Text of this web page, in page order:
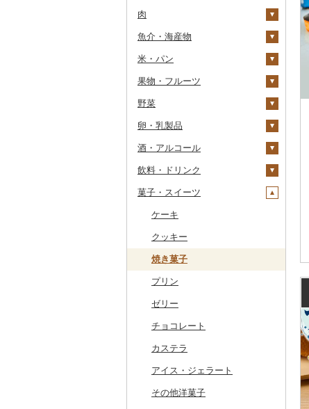
肉
牛肉（精肉）
ステーキ
すき焼き
焼肉
牛タン
和牛
黒毛和牛
白老牛
仙台牛
米沢牛
山形牛
常陸牛
上州牛
飛騨牛
近江牛
神戸牛・神戸ビーフ
牛肉（加工品）
ハンバーグ
ローストビーフ
ビーフジャーキー
その他牛肉（加工品）
豚肉（精肉）
すき焼き
しゃぶしゃぶ
焼肉
アグー豚
その他豚肉（精肉）
豚肉（加工品）
ハンバーグ
もつ鍋
ハム
ソーセージ・ウインナ
その他豚肉（加工品）
鶏肉
鶏肉（精肉）
ハム・ソーセージ
唐揚げ
中津からあげ
水炊き
地鶏
赤鶏さつま
その他鶏肉
鹿肉
馬肉
羊肉・ラム肉（ジンギス
猪肉
その他肉・加工品
魚介・海産物
カニ
ズワイガニ
毛ガニ
かにしゃぶ
その他カニ
エビ
ボタンエビ
伊勢海老
その他エビ
いくら
うに
明太子・たらこ
明太子
たらこ
その他魚卵
数の子
からすみ
キャビア
その他魚卵
貝
帆立（ホタテ）
鮑（アワビ）
牡蠣（カキ）
あさり
しじみ
サザエ
はまぐり
その他貝
うなぎ
鮮魚
鮭・サーモン
マグロ
イワシ
カツオ
金目鯛
クエ
くじら
イカ・タコ
イカ
タコ
海苔・海藻
海苔
わかめ
ひじき
その他海苔・海藻
干物
ししゃも
その他干物
その他魚介・加工品
しらす・ちりめん
かまぼこ・練り製品
その他魚介・加工品
米・パン
米
無洗米
玄米
金芽米
ゆめぴりか
つや姫
コシヒカリ
はえぬき
さがびより
あきたこまち
ひとめぼれ
ミルキークィーン
ななつぼし
その他米
雑穀
餅
その他穀物加工品
パン
果物・フルーツ
ぶどう・マスカット
巨峰
ナガノパープル
ピオーネ
デラウェア
シャインマスカット
その他ぶどう・マスカ
ット
いちご
りんご
もも
メロン
さくらんぼ
梨
和梨
洋梨・ラフランス
マンゴー
みかん・柑橘
みかん
レモン
不知火・デコポン
せとか
文旦
すいか
キウイ
柿（カキ）
ドライフルーツ
干し柿
その他果物
野菜
いも
じゃがいも
さつまいも
その他いも
トマト
フルーツトマト
ミニトマト
その他トマト
玉ねぎ
ねぎ
とうもろこし
根菜
人参
大根
自然薯
レンコン
にんにく・生姜
その他根菜
アスパラガス
豆
きのこ
しいたけ
松茸
その他きのこ
その他野菜
山菜
かぼちゃ
茄子
卵・乳製品
卵
チーズ
ヨーグルト
牛乳
バター
その他乳製品
酒・アルコール
ビール・発泡酒
ビール
発泡酒
地ビール・クラフトビ
ール
日本酒
純米大吟醸
純米吟醸
大吟醸
吟醸
その他日本酒
焼酎
芋焼酎
麦焼酎
米焼酎
黒糖焼酎
その他焼酎
梅酒
泡盛
ワイン
白ワイン
赤ワイン
シャンパン・スパーク
ウイスキー
リキュール・洋酒
甘酒
ノンアルコール
その他酒
飲料・ドリンク
水・ミネラルウォーター
コーヒー・コーヒー豆
飲料
コーヒー豆
粉
ドリップ
茶
飲料
茶葉・ティーバッグ
静岡茶
足柄茶
知覧茶
八女茶
その他茶
果汁飲料
りんごジュース
みかんジュース（オレ
紅茶
飲料
茶葉・ティーバッグ
その他飲料・ジュース
野菜ジュース
炭酸飲料
豆乳
その他飲料・ジュース
菓子・スイーツ
ケーキ
クッキー
焼き菓子
プリン
ゼリー
チョコレート
カステラ
アイス・ジェラート
その他洋菓子